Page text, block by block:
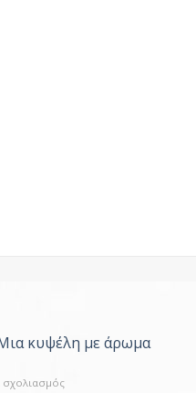
κυψέλη με άρωμα
σχολιασμόςστο